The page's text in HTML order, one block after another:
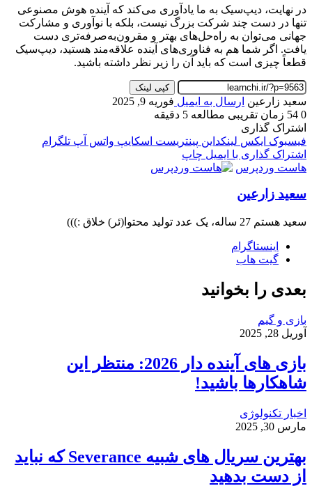
در نهایت، دیپ‌سیک به ما یادآوری می‌کند که آینده هوش مصنوعی
تنها در دست چند شرکت بزرگ نیست، بلکه با نوآوری و مشارکت
جهانی می‌توان به راه‌حل‌های بهتر و مقرون‌به‌صرفه‌تری دست
یافت. اگر شما هم به فناوری‌های آینده علاقه‌مند هستید، دیپ‌سیک
قطعاً چیزی است که باید آن را زیر نظر داشته باشید.
کپی لینک
سعید زارعین ارسال به ایمیل فوریه 9, 2025
0
زمان تقریبی مطالعه 5 دقیقه
اشتراک گذاری
فیسبوک ایکس لینکداین پینتریست اسکایپ واتس آپ تلگرام
اشتراک گذاری با ایمیل چاپ
هاست وردپرس
سعید زارعین
سعید هستم 27 ساله، یک عدد تولید محتوا(ئر) خلاق :)))
اینستاگرام
گیت ‌هاب
بعدی را بخوانید
بازی و گیم
آوریل 28, 2025
بازی‌ های آینده دار 2026: منتظر این
شاهکارها باشید!
اخبار تکنولوژی
مارس 30, 2025
بهترین سریال های شبیه Severance که نباید
از دست بدهید